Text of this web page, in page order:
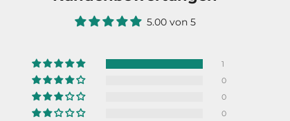
5.00 von 5
1
0
0
0